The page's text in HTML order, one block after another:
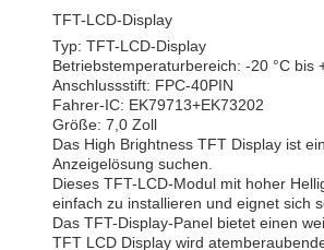
TFT-LCD-Display
Typ: TFT-LCD-Display
Betriebstemperaturbereich: -20 °C bis
Anschlussstift: FPC-40PIN
Fahrer-IC: EK79713+EK73202
Größe: 7,0 Zoll
Das High Brightness TFT Display ist
Anzeigelösung suchen.
Dieses TFT-LCD-Modul mit hoher
einfach zu installieren und eignet sich
Das TFT-Display-Panel bietet einen
TFT LCD Display wird